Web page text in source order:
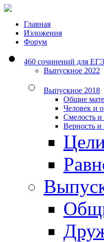
Главная
Изложения
Форум
460 сочинений для ЕГЭ
Выпускное 2022
Выпускное 2018
Общие
Человек и
Смелость и
Верность и